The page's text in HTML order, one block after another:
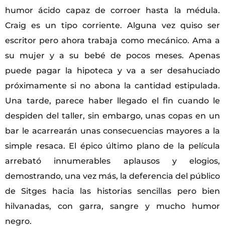
humor ácido capaz de corroer hasta la médula.
Craig es un tipo corriente. Alguna vez quiso ser
escritor pero ahora trabaja como mecánico. Ama a
su mujer y a su bebé de pocos meses. Apenas
puede pagar la hipoteca y va a ser desahuciado
próximamente si no abona la cantidad estipulada.
Una tarde, parece haber llegado el fin cuando le
despiden del taller, sin embargo, unas copas en un
bar le acarrearán unas consecuencias mayores a la
simple resaca. El épico último plano de la película
arrebató innumerables aplausos y elogios,
demostrando, una vez más, la deferencia del público
de Sitges hacia las historias sencillas pero bien
hilvanadas, con garra, sangre y mucho humor
negro.